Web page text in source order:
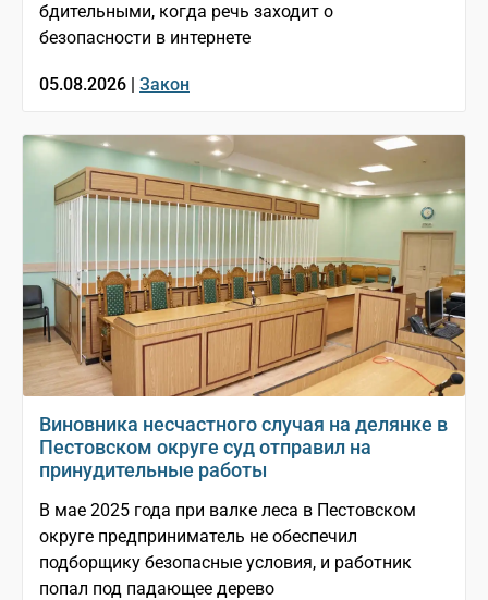
бдительными, когда речь заходит о
безопасности в интернете
05.08.2026 | Закон
Виновника несчастного случая на делянке в
Пестовском округе суд отправил на
принудительные работы
В мае 2025 года при валке леса в Пестовском
округе предприниматель не обеспечил
подборщику безопасные условия, и работник
попал под падающее дерево